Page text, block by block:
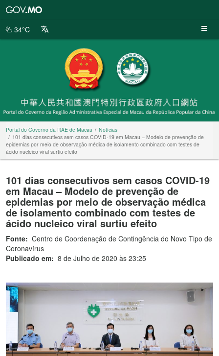
da
34°C
Portal do Governo da RAE de Macau
Notícias
101 dias consecutivos sem casos COVID-19 em Macau – Modelo de prevenção de
epidemias por meio de observação médica de isolamento combinado com testes de
ácido nucleico viral surtiu efeito
101 dias consecutivos sem casos COVID-19
em Macau – Modelo de prevenção de
epidemias por meio de observação médica
de isolamento combinado com testes de
ácido nucleico viral surtiu efeito
Fonte: Centro de Coordenação de Contingência do Novo Tipo de
Coronavírus
Publicado em: 8 de Julho de 2020 às 23:25